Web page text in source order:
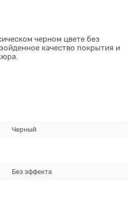
черном цвете без
качество покрытия и
Черный
Без эффекта